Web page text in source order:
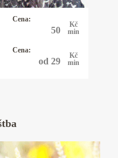
Cena:
50
Kč
min
Cena:
od 29
Kč
min
život.